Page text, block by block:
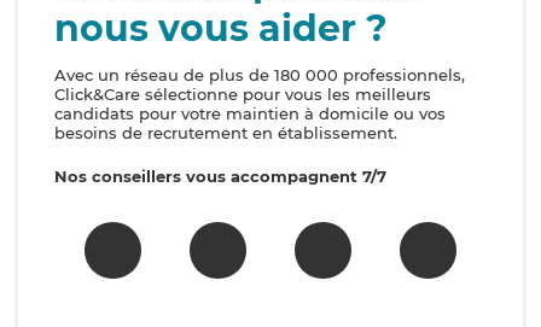
nous vous aider ?
Avec un réseau de plus de 180 000 professionnels,
Click&Care sélectionne pour vous les meilleurs
candidats pour votre maintien à domicile ou vos
besoins de recrutement en établissement.
Nos conseillers vous accompagnent 7/7